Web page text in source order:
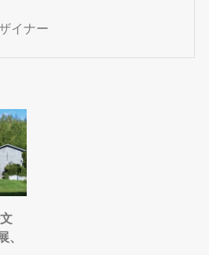
REPORTS
NEWS
Contact Us
イナー
文
、